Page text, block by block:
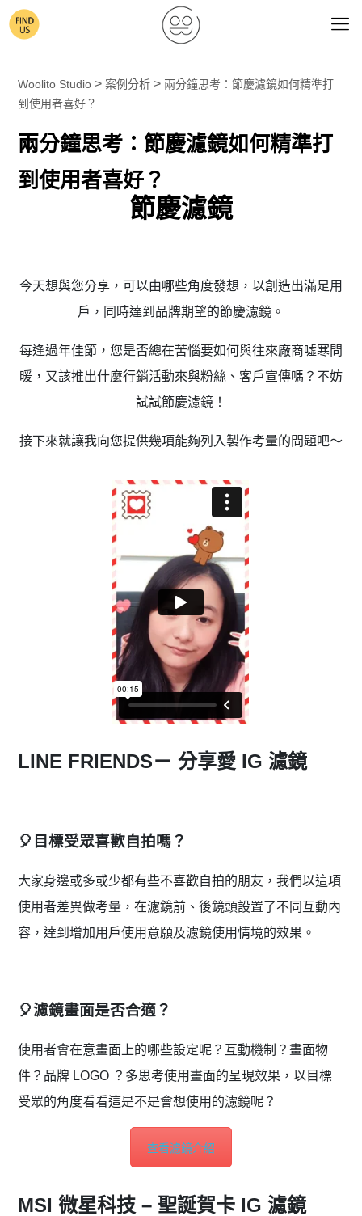
Woolito Studio >案例分析 > 兩分鐘思考：節慶濾鏡如何精準打
到使用者喜好？
兩分鐘思考：節慶濾鏡如何精準打
到使用者喜好？
節慶濾鏡
今天想與您分享，可以由哪些角度發想，以創造出滿足用
戶，同時達到品牌期望的節慶濾鏡。
每逢過年佳節，您是否總在苦惱要如何與往來廠商噓寒問
暖，又該推出什麼行銷活動來與粉絲、客戶宣傳嗎？不妨
試試節慶濾鏡！
接下來就讓我向您提供幾項能夠列入製作考量的問題吧～
LINE FRIENDS－ 分享愛 IG 濾鏡
🎈目標受眾喜歡自拍嗎？
大家身邊或多或少都有些不喜歡自拍的朋友，我們以這項
使用者差異做考量，在濾鏡前、後鏡頭設置了不同互動內
容，達到增加用戶使用意願及濾鏡使用情境的效果。
🎈濾鏡畫面是否合適？
使用者會在意畫面上的哪些設定呢？互動機制？畫面物
件？品牌 LOGO ？多思考使用畫面的呈現效果，以目標
受眾的角度看看這是不是會想使用的濾鏡呢？
查看濾鏡介紹
MSI 微星科技 – 聖誕賀卡 IG 濾鏡